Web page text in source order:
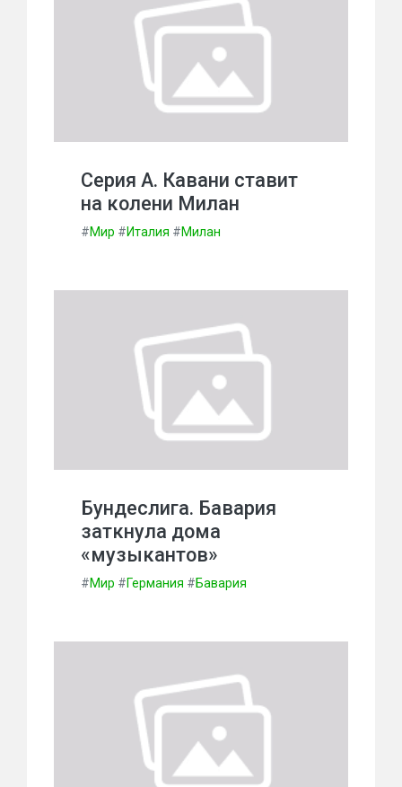
Серия А. Кавани ставит
на колени Милан
#Мир #Италия #Милан
Бундеслига. Бавария
заткнула дома
«музыкантов»
#Мир #Германия #Бавария